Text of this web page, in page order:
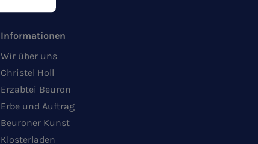
Informationen
Wir über uns
Christel Holl
Erzabtei Beuron
Erbe und Auftrag
Beuroner Kunst
Klosterladen